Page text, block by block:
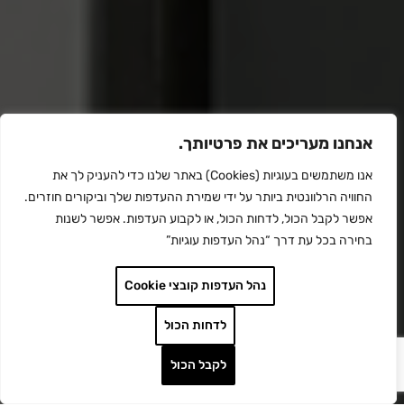
אנחנו מעריכים את פרטיותך.
אנו משתמשים בעוגיות (Cookies) באתר שלנו כדי להעניק לך את
החוויה הרלוונטית ביותר על ידי שמירת ההעדפות שלך וביקורים חוזרים.
אפשר לקבל הכול, לדחות הכול, או לקבוע העדפות. אפשר לשנות
בחירה בכל עת דרך “נהל העדפות עוגיות”
נהל העדפות קובצי Cookie
לדחות הכול
לקבל הכול